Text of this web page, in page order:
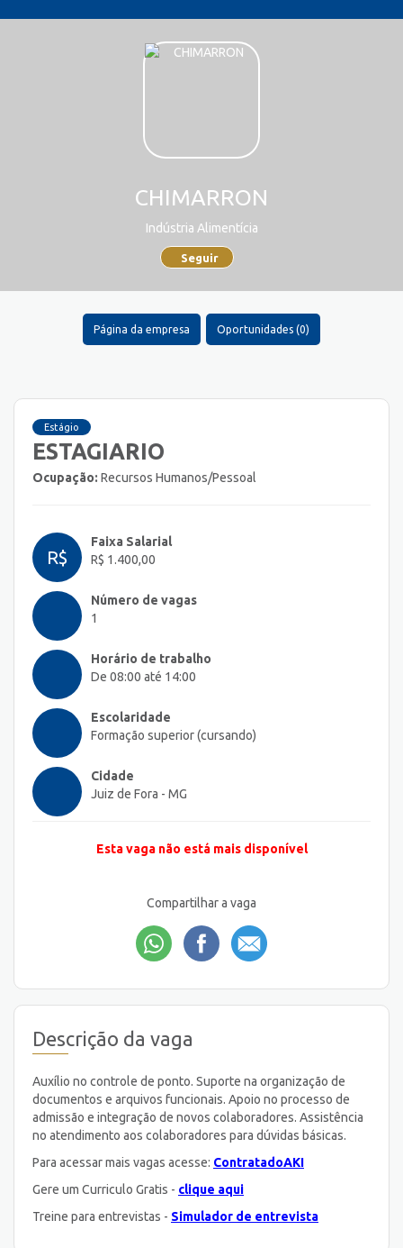
CHIMARRON
Indústria Alimentícia
Seguir
Página da empresa Oportunidades (0)
Estágio
ESTAGIARIO
Ocupação: Recursos Humanos/Pessoal
R$
Faixa Salarial
R$ 1.400,00
Número de vagas
1
Horário de trabalho
De 08:00 até 14:00
Escolaridade
Formação superior (cursando)
Cidade
Juiz de Fora - MG
Esta vaga não está mais disponível
Compartilhar a vaga
Descrição da vaga
Auxílio no controle de ponto. Suporte na organização de
documentos e arquivos funcionais. Apoio no processo de
admissão e integração de novos colaboradores. Assistência
no atendimento aos colaboradores para dúvidas básicas.
Para acessar mais vagas acesse: ContratadoAKI
Gere um Curriculo Gratis - clique aqui
Treine para entrevistas - Simulador de entrevista